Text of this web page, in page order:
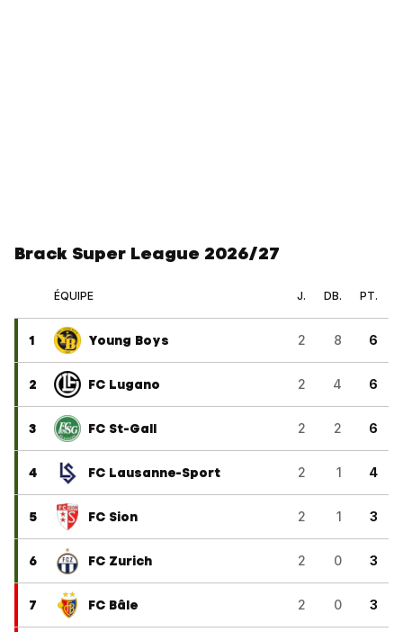
Brack Super League 2026/27
ÉQUIPE J. DB. PT.
1 Young Boys 2 8 6
2 FC Lugano 2 4 6
3 FC St-Gall 2 2 6
4 FC Lausanne-Sport 2 1 4
5 FC Sion 2 1 3
6 FC Zurich 2 0 3
7 FC Bâle 2 0 3